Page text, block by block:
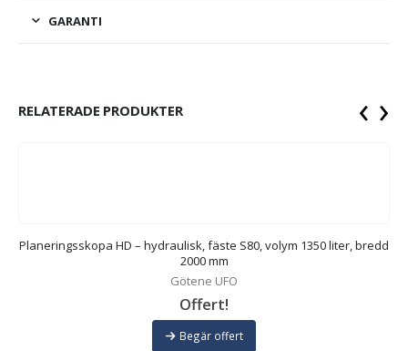
GARANTI
RELATERADE PRODUKTER
Planeringsskopa HD – hydraulisk, fäste S80, volym 1350 liter, bredd
2000 mm
Götene UFO
Offert!
Begär offert
‹ ›